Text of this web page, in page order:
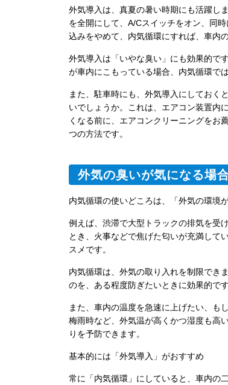
外気導入は、真夏の暑い時期にも活躍し
を全開にして、 A/Cスイッチをオン、同
込みをやめて、内気循環にすれば、車内
外気導入は「いやな臭い」にも効果的で
が車内にこもっている場合、内気循環で
また、駐車時にも、外気導入にしておく
いでしょうか。これは、エアコン装置内
くなる前に、エアコンクリーニングをお
つの方法です。
外気の臭いが気になる場
内気循環の使いどころは、「外気の環境
例えば、渋滞で大型トラックの排気を受
とき、火事などで焦げた匂いが充満して
スメです。
内気循環は、外気の取り入れを制限でき
のを、ある程度防ぎたいときに効果的です
また、車内の温度を急速に上げたい、も
梅雨時など、外気温が高くかつ湿度も高
りを予防できます。
基本的には「外気導入」がおすすめ
常に「内気循環」にしていると、車内の